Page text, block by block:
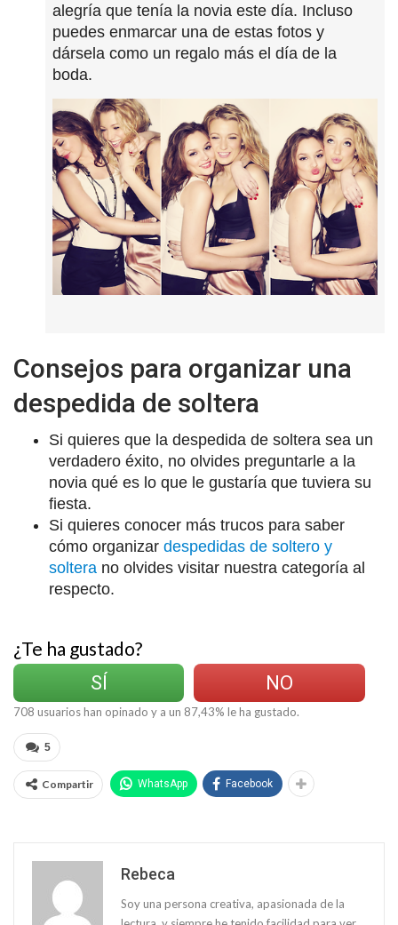
alegría que tenía la novia este día. Incluso
puedes enmarcar una de estas fotos y
dársela como un regalo más el día de la
boda.
Consejos para organizar una
despedida de soltera
Si quieres que la despedida de soltera sea un
verdadero éxito, no olvides preguntarle a la
novia qué es lo que le gustaría que tuviera su
fiesta.
Si quieres conocer más trucos para saber
cómo organizar despedidas de soltero y
soltera no olvides visitar nuestra categoría al
respecto.
¿Te ha gustado?
SÍ
NO
708 usuarios han opinado y a un 87,43% le ha gustado.
5
Compartir WhatsApp Facebook
Rebeca
Soy una persona creativa, apasionada de la